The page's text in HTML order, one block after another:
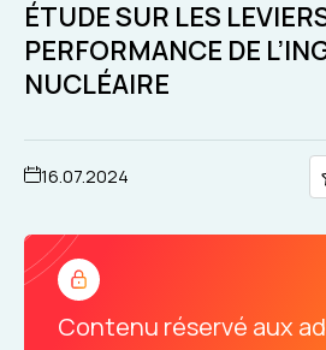
ÉTUDE SUR LES
PERFORMANCE DE
NUCLÉAIRE
16.07.2024
Contenu réservé aux